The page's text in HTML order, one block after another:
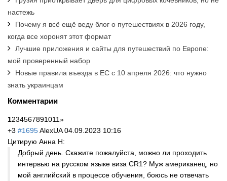
настежь
Почему я всё ещё веду блог о путешествиях в 2026 году,
когда все хоронят этот формат
Лучшие приложения и сайты для путешествий по Европе:
мой проверенный набор
Новые правила въезда в ЕС с 10 апреля 2026: что нужно
знать украинцам
Комментарии
1234567891011»
+3 #1695AlexUA 04.09.2023 10:16
Цитирую Анна H:
Добрый день. Скажите пожалуйста, можно ли проходить
интервью на русском языке виза CR1? Муж американец, но
мой английский в процессе обучения, боюсь не отвечать